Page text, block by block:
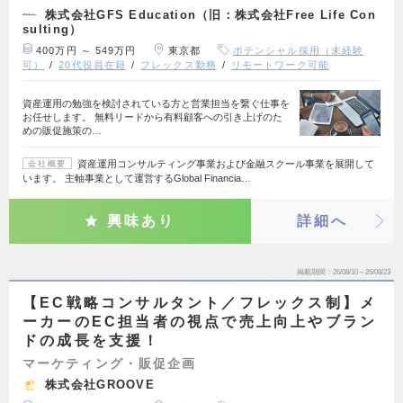
株式会社GFS Education（旧：株式会社Free Life Con
sulting）
400万円 ～ 549万円 東京都
ポテンシャル採用（未経験
可）
20代役員在籍 フレックス勤務 リモートワーク可能
資産運用の勉強を検討されている方と営業担当を繋ぐ仕事を
お任せします。 無料リードから有料顧客への引き上げのた
めの販促施策の…
会社概要
資産運用コンサルティング事業および金融スクール事業を展開して
います。 主軸事業として運営するGlobal Financia…
興味あり 詳細へ
掲載期間 26/08/10～26/08/23
【EC戦略コンサルタント／フレックス制】メ
ーカーのEC担当者の視点で売上向上やブラン
ドの成長を支援！
マーケティング・販促企画
株式会社GROOVE